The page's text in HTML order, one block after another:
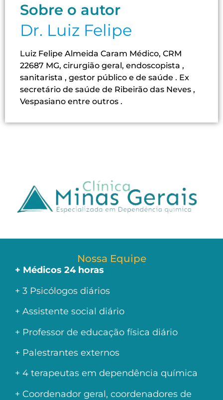
Sobre o autor
Dr. Luiz Felipe
Luiz Felipe Almeida Caram Médico, CRM
22687 MG, cirurgião geral, endoscopista ,
sanitarista , gestor público e de saúde . Ex
secretário de saúde de Ribeirão das Neves ,
Vespasiano entre outros .
Nossa Equipe
+ Médicos 24 horas
+ 3 Psicólogos diários
+ Assistente social diário
+ Professor de educação física diário
+ Palestrantes externos
+ 4 terapeutas em dependência química
+ Coordenador geral, coordenadores de